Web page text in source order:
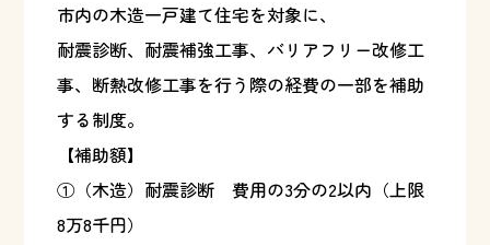
市内の木造一戸建て住宅を対象に、
耐震診断、耐震補強工事、バリアフリー改修工
事、断熱改修工事を行う際の経費の一部を補助
する制度。
【補助額】
①（木造）耐震診断 費用の3分の2以内（上限
8万8千円）